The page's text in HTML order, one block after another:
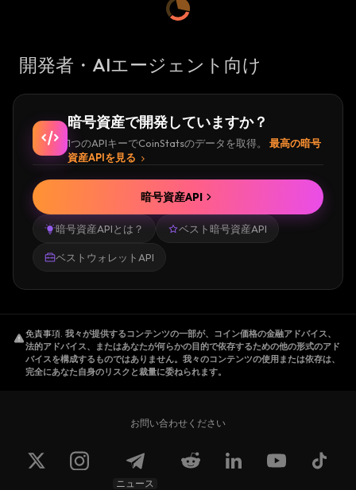
開発者・AIエージェント向け
暗号資産で開発していますか？
1つのAPIキーでCoinStatsのデータを取得。
最高の暗号
資産APIを見る
暗号資産APIとは？ ベスト暗号資産API
ベストウォレットAPI
暗号資産API
免責事項. 我々が提供するコンテンツの一部が、コイン価格の金融アドバイス、
法的アドバイス、またはあなたが何らかの目的で依存するための他の形式のアド
バイスを構成するものではありません。我々のコンテンツの使用または依存は、
完全にあなた自身のリスクと裁量に委ねられます。
お問い合わせください
ニュース